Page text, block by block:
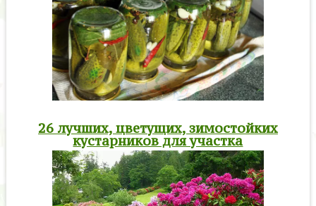
26 лучших, цветущих, зимостойких
кустарников для участка